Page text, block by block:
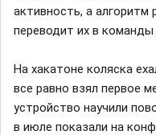
активность, а алгоритм
переводит их в
На хакатоне коляска
все равно взял первое
устройство научили
в июле показали на